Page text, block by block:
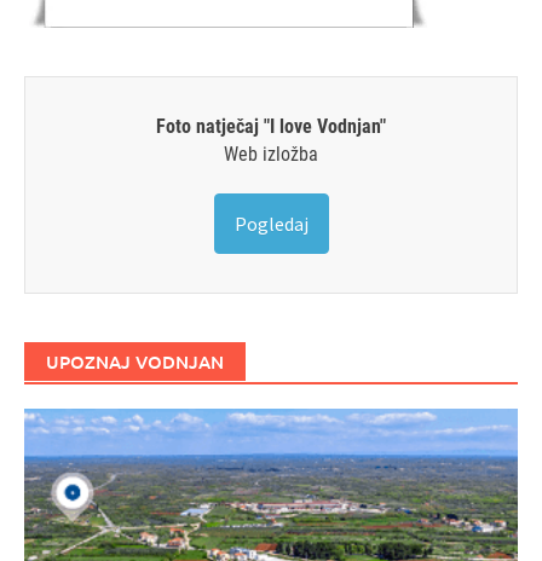
Foto natječaj "I love Vodnjan"
Web izložba
Pogledaj
UPOZNAJ VODNJAN